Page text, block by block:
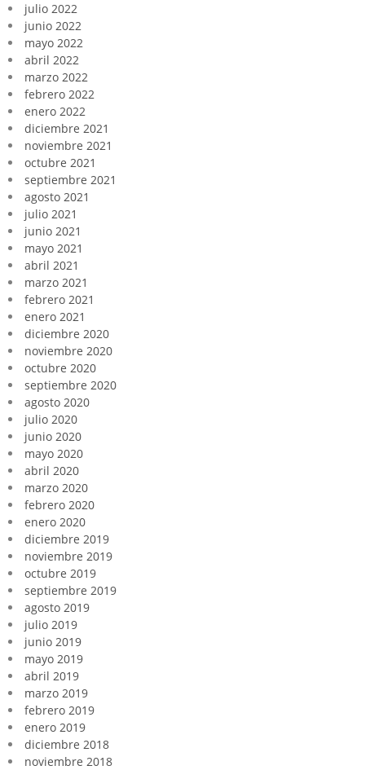
julio 2022
junio 2022
mayo 2022
abril 2022
marzo 2022
febrero 2022
enero 2022
diciembre 2021
noviembre 2021
octubre 2021
septiembre 2021
agosto 2021
julio 2021
junio 2021
mayo 2021
abril 2021
marzo 2021
febrero 2021
enero 2021
diciembre 2020
noviembre 2020
octubre 2020
septiembre 2020
agosto 2020
julio 2020
junio 2020
mayo 2020
abril 2020
marzo 2020
febrero 2020
enero 2020
diciembre 2019
noviembre 2019
octubre 2019
septiembre 2019
agosto 2019
julio 2019
junio 2019
mayo 2019
abril 2019
marzo 2019
febrero 2019
enero 2019
diciembre 2018
noviembre 2018